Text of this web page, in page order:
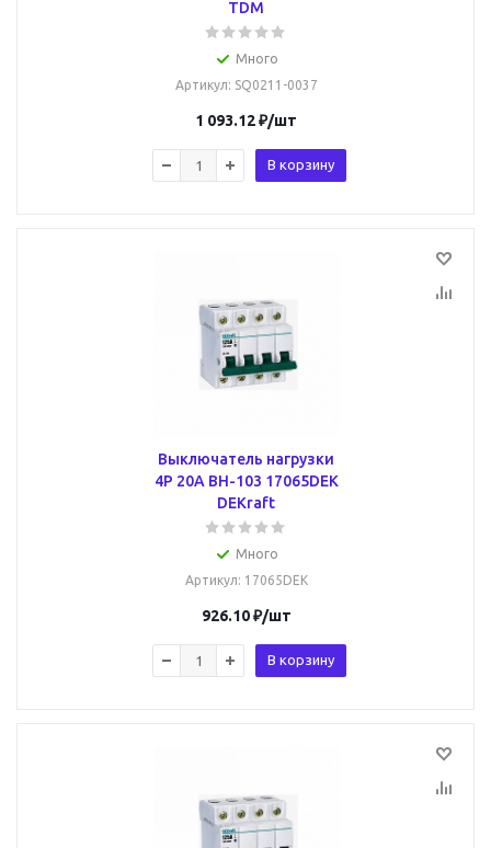
TDM
Много
Артикул: SQ0211-0037
1 093.12₽/шт
В корзину
Выключатель нагрузки
4Р 20А ВН-103 17065DEK
DEKraft
Много
Артикул: 17065DEK
926.10₽/шт
В корзину